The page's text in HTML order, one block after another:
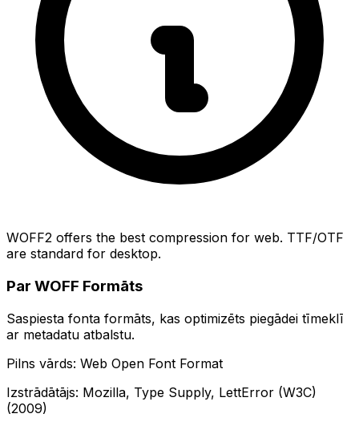
WOFF2 offers the best compression for web. TTF/OTF
are standard for desktop.
Par WOFF Formāts
Saspiesta fonta formāts, kas optimizēts piegādei tīmeklī
ar metadatu atbalstu.
Pilns vārds: Web Open Font Format
Izstrādātājs: Mozilla, Type Supply, LettError (W3C)
(2009)